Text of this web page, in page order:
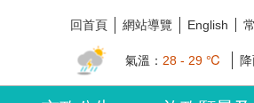
回首頁 網站導覽 English
氣溫： 28 - 29 ℃ 降